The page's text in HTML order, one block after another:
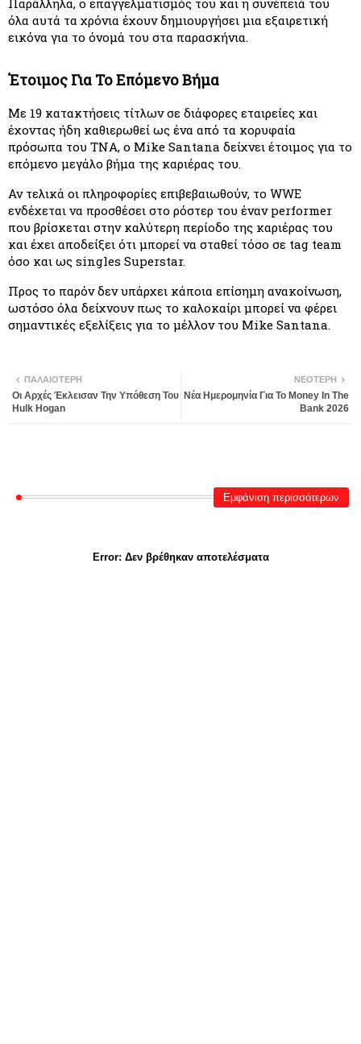
όλα αυτά τα χρόνια έχουν δημιουργήσει μια εξαιρετική
εικόνα για το όνομά του στα παρασκήνια.
Έτοιμος Για Το Επόμενο Βήμα
Με 19 κατακτήσεις τίτλων σε διάφορες εταιρείες και
έχοντας ήδη καθιερωθεί ως ένα από τα κορυφαία
πρόσωπα του TNA, ο Mike Santana δείχνει έτοιμος για το
επόμενο μεγάλο βήμα της καριέρας του.
Αν τελικά οι πληροφορίες επιβεβαιωθούν, το WWE
ενδέχεται να προσθέσει στο ρόστερ του έναν performer
που βρίσκεται στην καλύτερη περίοδο της καριέρας του
και έχει αποδείξει ότι μπορεί να σταθεί τόσο σε tag team
όσο και ως singles Superstar.
Προς το παρόν δεν υπάρχει κάποια επίσημη ανακοίνωση,
ωστόσο όλα δείχνουν πως το καλοκαίρι μπορεί να φέρει
σημαντικές εξελίξεις για το μέλλον του Mike Santana.
ΝΕΌΤΕΡΗ
Νέα Ημερομηνία Για Το Money In The
Bank 2026
ΠΑΛΑΙΌΤΕΡΗ
Οι Αρχές Έκλεισαν Την Υπόθεση Του
Hulk Hogan
Εμφάνιση περισσότερων
Error: Δεν βρέθηκαν αποτελέσματα